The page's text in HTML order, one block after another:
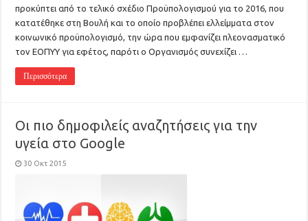
προκύπτει από το τελικό σχέδιο Προϋπολογισμού για το 2016, που
κατατέθηκε στη Βουλή και το οποίο προβλέπει ελλείμματα στον
κοινωνικό προϋπολογισμό, την ώρα που εμφανίζει πλεονασματικό
τον ΕΟΠΥΥ για εφέτος, παρότι ο Οργανισμός συνεχίζει …
Περισσότερα
Οι πιο δημοφιλείς αναζητήσεις για την
υγεία στο Google
30 Οκτ 2015